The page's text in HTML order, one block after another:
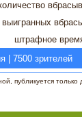
штрафное
| 7500 зрителей
только